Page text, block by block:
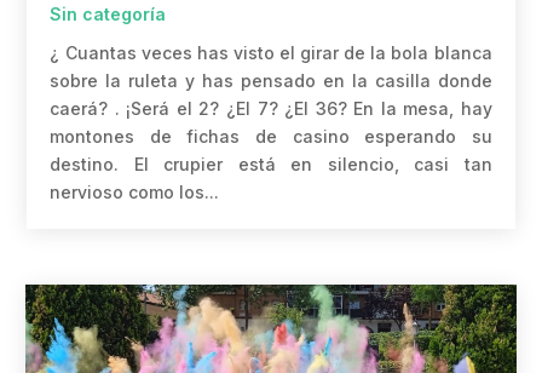
Sin categoría
¿ Cuantas veces has visto el girar de la bola blanca
sobre la ruleta y has pensado en la casilla donde
caerá? . ¡Será el 2? ¿El 7? ¿El 36? En la mesa, hay
montones de fichas de casino esperando su
destino. El crupier está en silencio, casi tan
nervioso como los...